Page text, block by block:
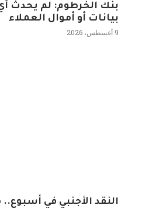
بنك الخرطوم: لم يحدث
بيانات أو أموال العملاء
9 أغسطس، 2026
النقد الأجنبي في